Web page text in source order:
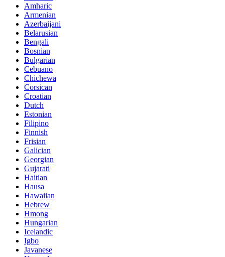
Amharic
Armenian
Azerbaijani
Belarusian
Bengali
Bosnian
Bulgarian
Cebuano
Chichewa
Corsican
Croatian
Dutch
Estonian
Filipino
Finnish
Frisian
Galician
Georgian
Gujarati
Haitian
Hausa
Hawaiian
Hebrew
Hmong
Hungarian
Icelandic
Igbo
Javanese